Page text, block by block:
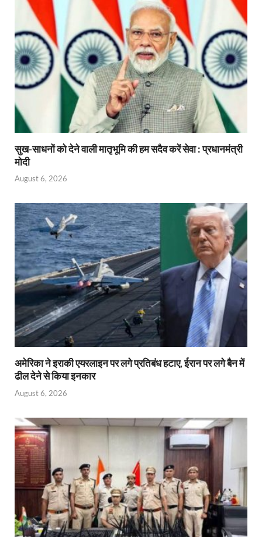
सुख-साधनों को देने वाली मातृभूमि की हम सदैव करें सेवा : प्रधानमंत्री
मोदी
August 6, 2026
अमेरिका ने इराकी एयरलाइन पर लगे प्रतिबंध हटाए, ईरान पर लगे बैन में
ढील देने से किया इनकार
August 6, 2026